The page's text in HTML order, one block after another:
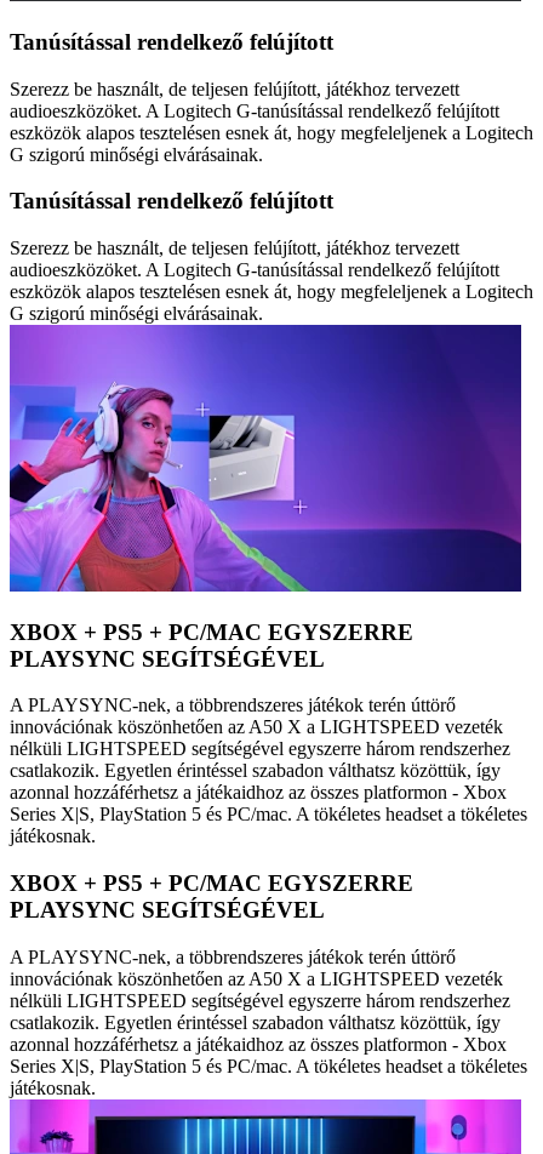
Tanúsítással rendelkező felújított
Szerezz be használt, de teljesen felújított, játékhoz tervezett
audioeszközöket. A Logitech G-tanúsítással rendelkező felújított
eszközök alapos tesztelésen esnek át, hogy megfeleljenek a Logitech
G szigorú minőségi elvárásainak.
Tanúsítással rendelkező felújított
Szerezz be használt, de teljesen felújított, játékhoz tervezett
audioeszközöket. A Logitech G-tanúsítással rendelkező felújított
eszközök alapos tesztelésen esnek át, hogy megfeleljenek a Logitech
G szigorú minőségi elvárásainak.
XBOX + PS5 + PC/MAC EGYSZERRE
PLAYSYNC SEGÍTSÉGÉVEL
A PLAYSYNC-nek, a többrendszeres játékok terén úttörő
innovációnak köszönhetően az A50 X a LIGHTSPEED vezeték
nélküli LIGHTSPEED segítségével egyszerre három rendszerhez
csatlakozik. Egyetlen érintéssel szabadon válthatsz közöttük, így
azonnal hozzáférhetsz a játékaidhoz az összes platformon - Xbox
Series X|S, PlayStation 5 és PC/mac. A tökéletes headset a tökéletes
játékosnak.
XBOX + PS5 + PC/MAC EGYSZERRE
PLAYSYNC SEGÍTSÉGÉVEL
A PLAYSYNC-nek, a többrendszeres játékok terén úttörő
innovációnak köszönhetően az A50 X a LIGHTSPEED vezeték
nélküli LIGHTSPEED segítségével egyszerre három rendszerhez
csatlakozik. Egyetlen érintéssel szabadon válthatsz közöttük, így
azonnal hozzáférhetsz a játékaidhoz az összes platformon - Xbox
Series X|S, PlayStation 5 és PC/mac. A tökéletes headset a tökéletes
játékosnak.